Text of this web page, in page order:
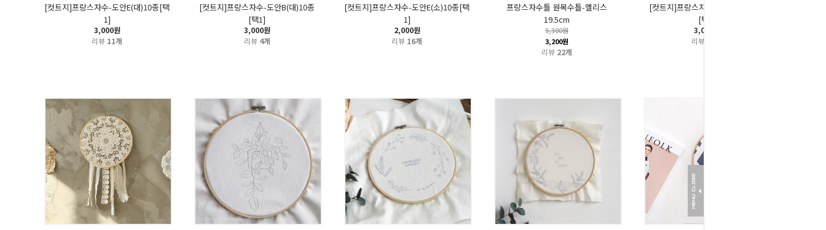
[컷트지]프랑스자수-도안E(대)10종[택
1]
3,000원
리뷰 11개
[컷트지]프랑스자수-도안B(대)10종
[택1]
3,000원
리뷰 4개
[컷트지]프랑스자수-도안E(소)10종[택
1]
2,000원
리뷰 16개
프랑스자수틀 원목수틀-멜리스
19.5cm
5,300원
3,200원
리뷰 22개
[컷트지]프랑스자수-도안A(대)10종
[택1]
3,000원
리뷰